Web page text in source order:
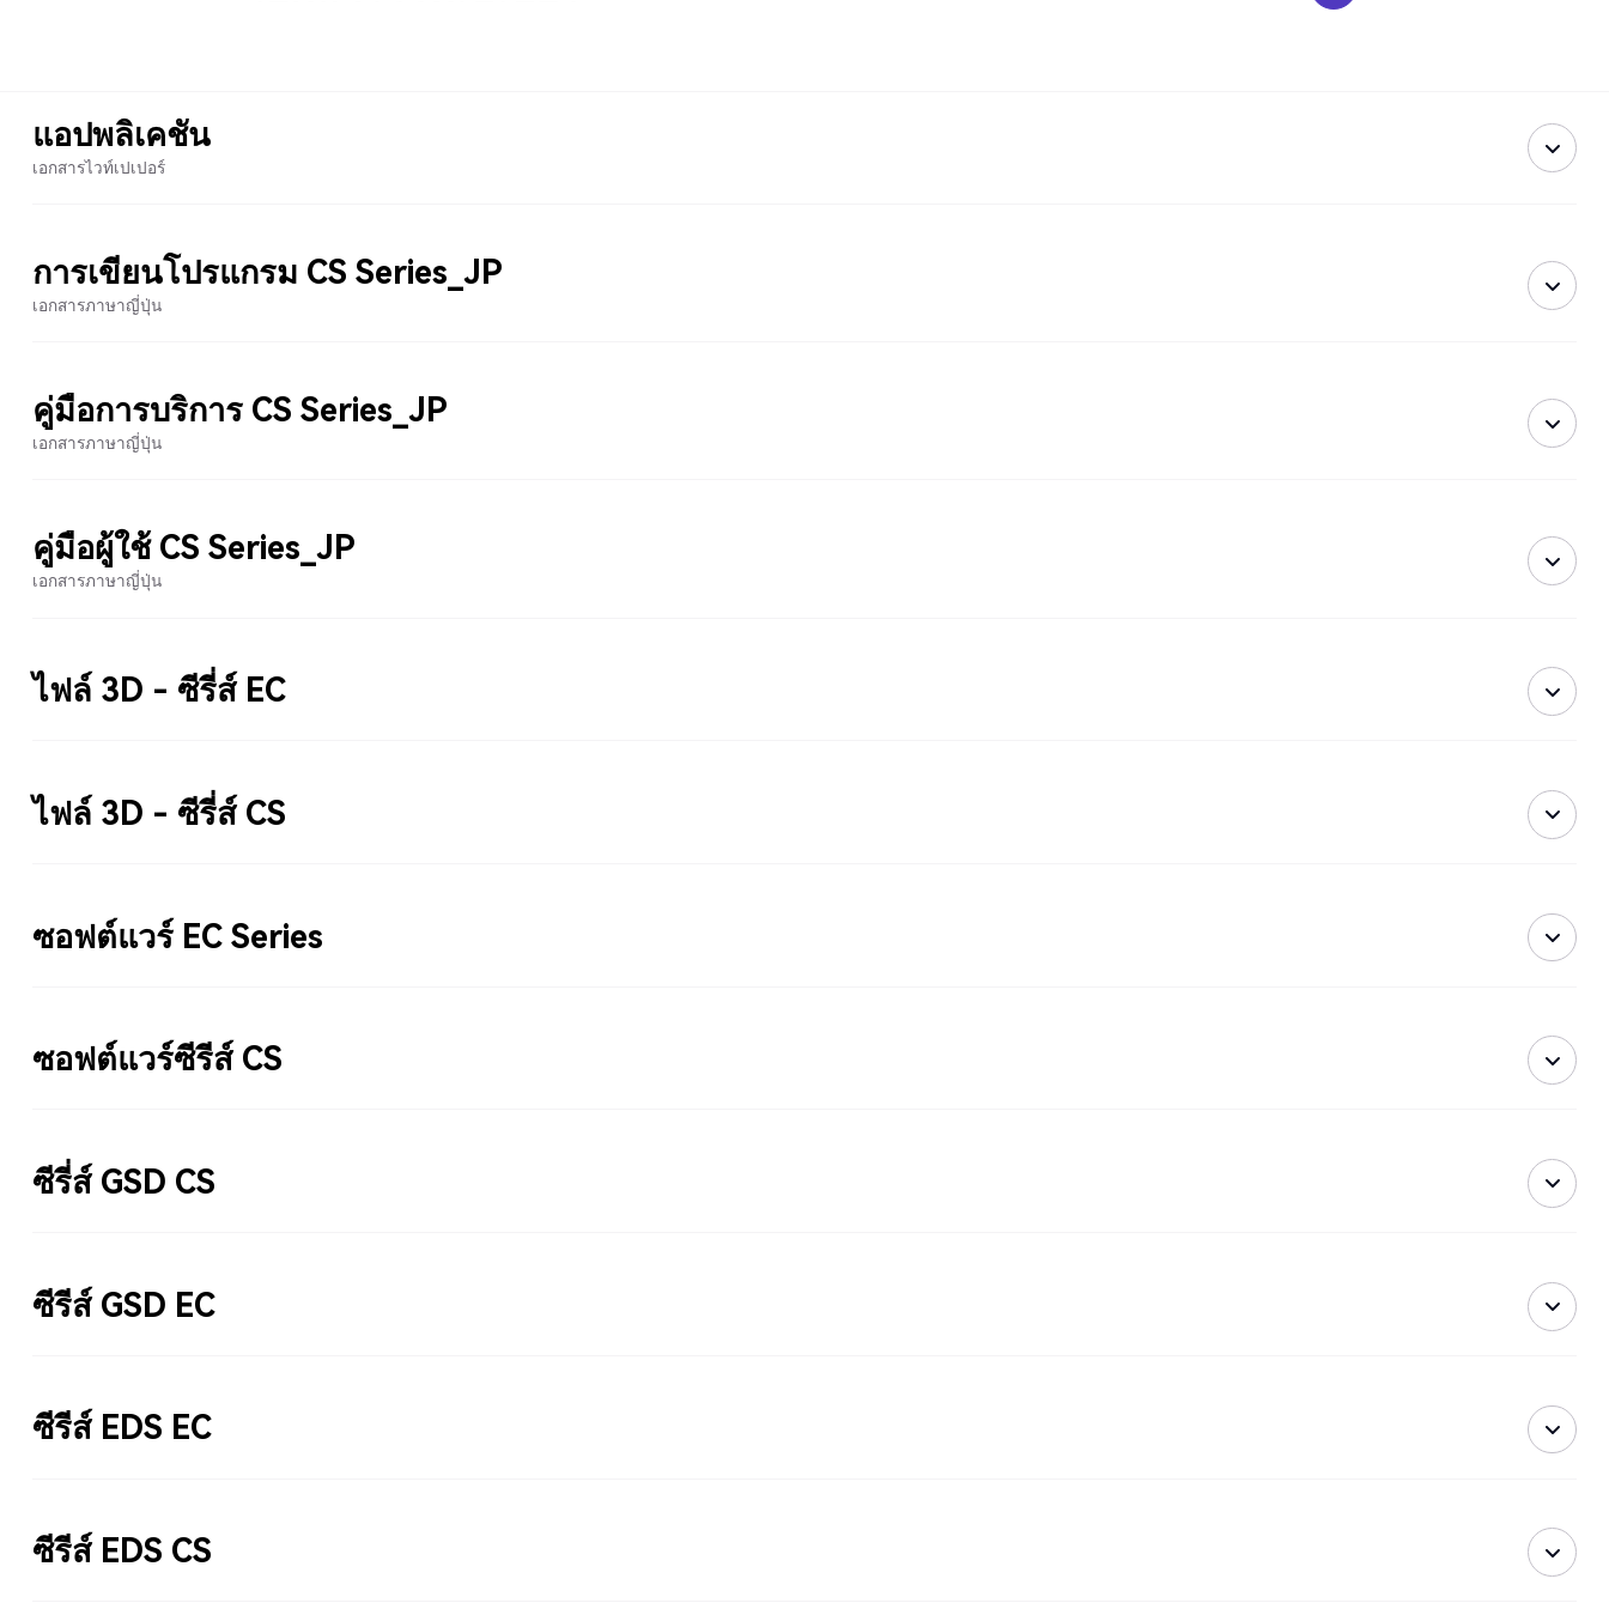
แอปพลิเคชัน
เอกสารไวท์เปเปอร์
การเขียนโปรแกรม CS Series_JP
เอกสารภาษาญี่ปุ่น
คู่มือการบริการ CS Series_JP
เอกสารภาษาญี่ปุ่น
คู่มือผู้ใช้ CS Series_JP
เอกสารภาษาญี่ปุ่น
ไฟล์ 3D - ซีรี่ส์ EC
ไฟล์ 3D - ซีรี่ส์ CS
ซอฟต์แวร์ EC Series
ซอฟต์แวร์ซีรีส์ CS
ซีรี่ส์ GSD CS
ซีรีส์ GSD EC
ซีรีส์ EDS EC
ซีรีส์ EDS CS